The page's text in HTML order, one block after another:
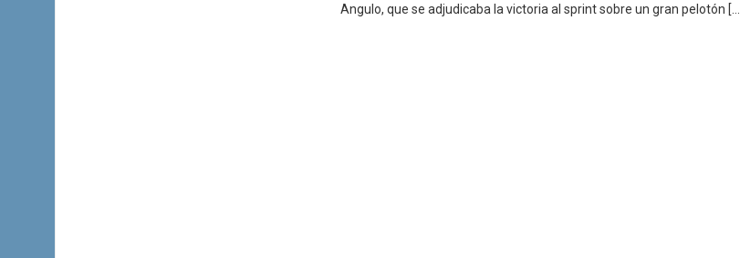
Angulo, que se adjudicaba la victoria al sprint sobre un gran pelotón […]